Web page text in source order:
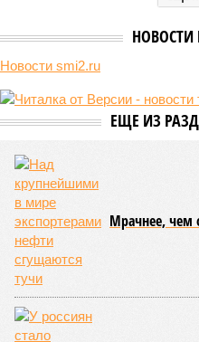
Как бы мы ни старались,
получится никогда, даже при
самой совершенной медицине.
долголетии поставило новое
возраст практически вряд ли
мутации ДНК.
В 2023 году в статье,
Cell.com, были описаны 12
относятся – не пугайтесь
вероятность генетических
неспособность
белков, а также дисфункция
этих признаков обратимы.
предположения